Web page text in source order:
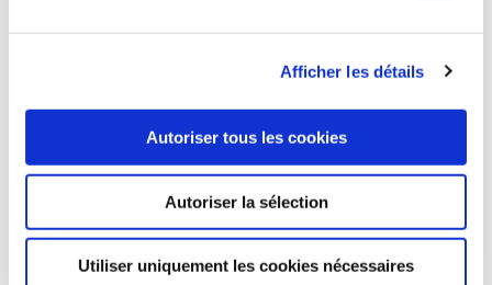
Afficher les détails
Autoriser tous les cookies
Autoriser la sélection
Utiliser uniquement les cookies nécessaires
FORMATION
Reconduite de la chaire dédiée à la
cybersécurité